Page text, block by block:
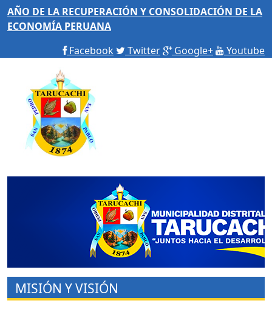
AÑO DE LA RECUPERACIÓN Y CONSOLIDACIÓN DE LA
ECONOMÍA PERUANA
Facebook
Twitter Google+ Youtube
MISIÓN Y VISIÓN